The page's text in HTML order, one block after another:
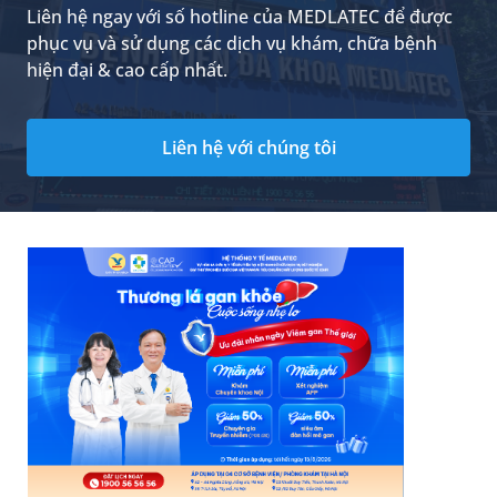
Liên hệ ngay với số hotline của MEDLATEC để được
phục vụ và sử dụng các dịch vụ khám, chữa bệnh
hiện đại & cao cấp nhất.
Liên hệ với chúng tôi